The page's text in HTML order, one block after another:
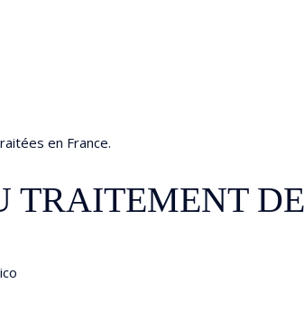
en France.
TRAITEMENT